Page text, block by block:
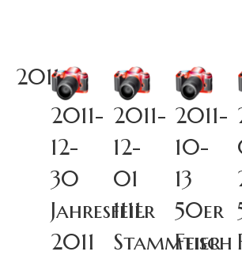
2011
2011-
12-
30
Jahresfeier
2011
2011-
12-
01
1111.
Stammtisch
2011-
10-
13
50er
Feier